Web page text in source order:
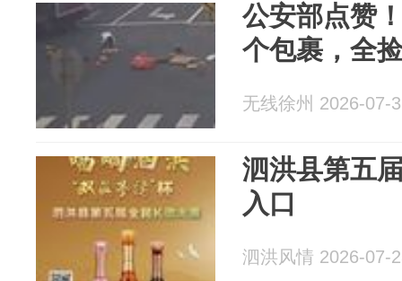
公安部点赞
个包裹，全
无线徐州 2026-07-
泗洪县第五
入口
泗洪风情 2026-07-